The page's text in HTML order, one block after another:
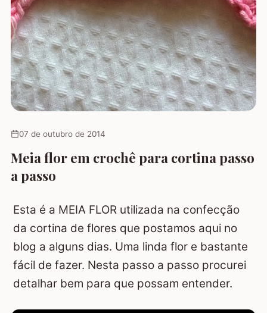
07 de outubro de 2014
Meia flor em crochê para cortina passo
a passo
Esta é a MEIA FLOR utilizada na confecção
da cortina de flores que postamos aqui no
blog a alguns dias. Uma linda flor e bastante
fácil de fazer. Nesta passo a passo procurei
detalhar bem para que possam entender.